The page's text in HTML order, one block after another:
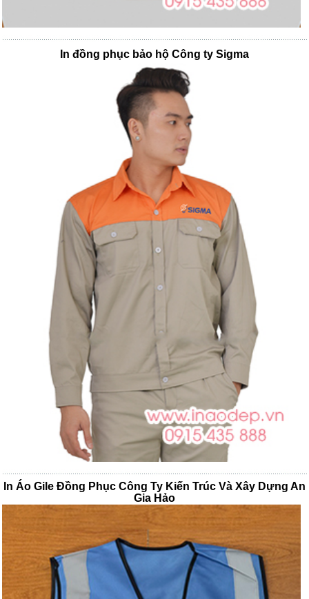
In đồng phục bảo hộ Công ty Sigma
In Áo Gile Đồng Phục Công Ty Kiến Trúc Và Xây Dựng An
Gia Hảo